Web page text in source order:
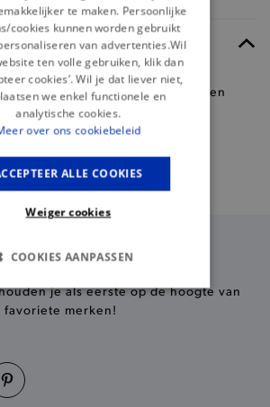
broek?
wordt vaak verwezen naar een
je als eerste op de hoogte van
favoriete merken!
te maken. Persoonlijke
cookies kunnen worden gebruikt
van advertenties.Wil
ten volle gebruiken, klik dan
cookies’. Wil je dat liever niet,
we enkel functionele en
analytische cookies.
over ons cookiebeleid
ALLE COOKIES
Weiger cookies
COOKIES AANPASSEN
COOKIES